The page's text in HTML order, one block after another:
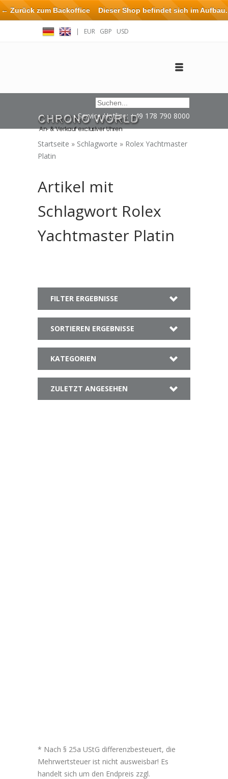
| EUR GBP USD
Service Hotline: +49 178 790 8000
Startseite » Schlagworte » Rolex Yachtmaster
Platin
Artikel mit
Schlagwort Rolex
Yachtmaster Platin
FILTER ERGEBNISSE
SORTIEREN ERGEBNISSE
KATEGORIEN
ZULETZT ANGESEHEN
* Nach § 25a UStG differenzbesteuert, die
Mehrwertsteuer ist nicht ausweisbar! Es
handelt sich um den Endpreis zzgl.
← Zurück zum BackofficeDieser Shop befindet sich im Aufbau.
Eventuell können nicht alle Bestellungen eingehalten oder erfüllt